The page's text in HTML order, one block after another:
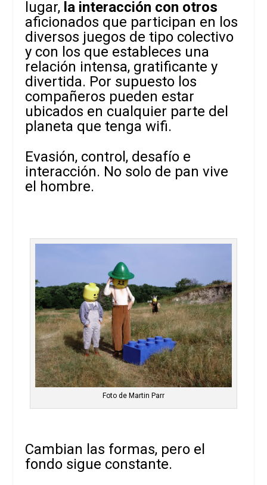
lugar, la interacción con otros
aficionados que participan en los
diversos juegos de tipo colectivo
y con los que estableces una
relación intensa, gratificante y
divertida. Por supuesto los
compañeros pueden estar
ubicados en cualquier parte del
planeta que tenga wifi.
Evasión, control, desafío e
interacción. No solo de pan vive
el hombre.
Foto de Martin Parr
Cambian las formas, pero el
fondo sigue constante.